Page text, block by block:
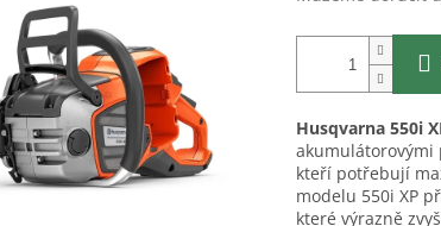
Husqvarna 550i
akumulátorovými
kteří potřebují
modelu 550i XP
které výrazně